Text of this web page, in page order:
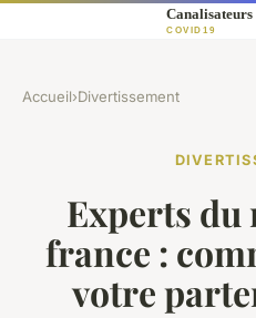
Accueil›Divertissement
Experts du
france :
votre